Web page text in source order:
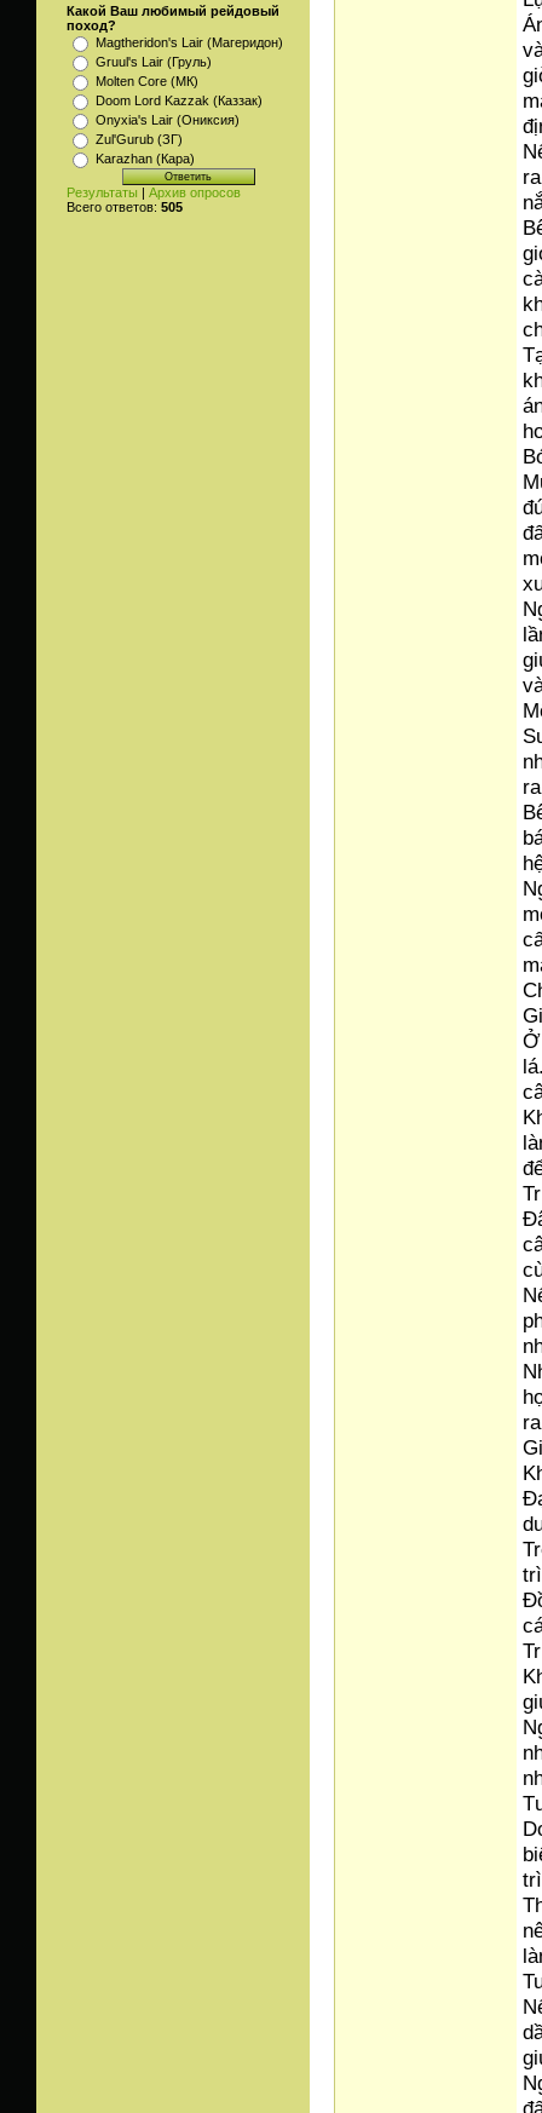
Какой Ваш любимый рейдовый
поход?
Magtheridon's Lair (Магеридон)
Gruul's Lair (Груль)
Molten Core (МК)
Doom Lord Kazzak (Каззак)
Onyxia's Lair (Ониксия)
Zul'Gurub (ЗГ)
Karazhan (Кара)
Результаты | Архив опросов
Всего ответов: 505